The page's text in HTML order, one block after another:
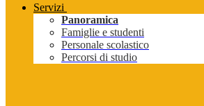
Servizi
Panoramica
Famiglie e studenti
Personale scolastico
Percorsi di studio